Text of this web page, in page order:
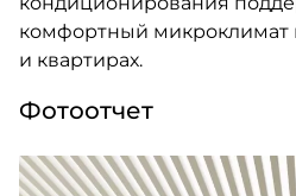
комфортный микроклимат
и квартирах.
Фотоотчет